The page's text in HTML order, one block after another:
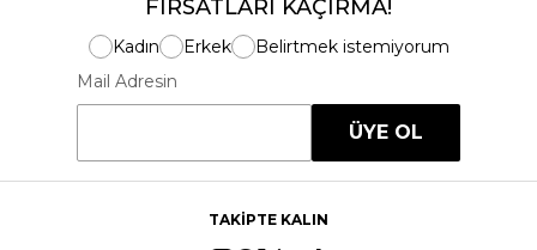
FIRSATLARI KAÇIRMA!
Kadın Erkek
Belirtmek istemiyorum
Mail Adresin
ÜYE OL
TAKİPTE KALIN